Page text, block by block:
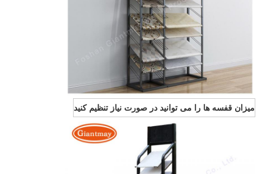
میزان قفسه ها را می توانید در صورت نیاز تنظیم کنید